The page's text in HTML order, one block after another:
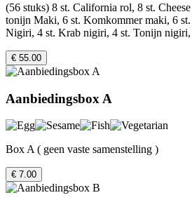
(56 stuks) 8 st. California rol, 8 st.
tonijn Maki, 6 st. Komkommer maki, 6
Nigiri, 4 st. Krab nigiri, 4 st. Tonijn nigiri,
€ 55.00
Aanbiedingsbox A
Box A ( geen vaste samenstelling )
€ 7.00